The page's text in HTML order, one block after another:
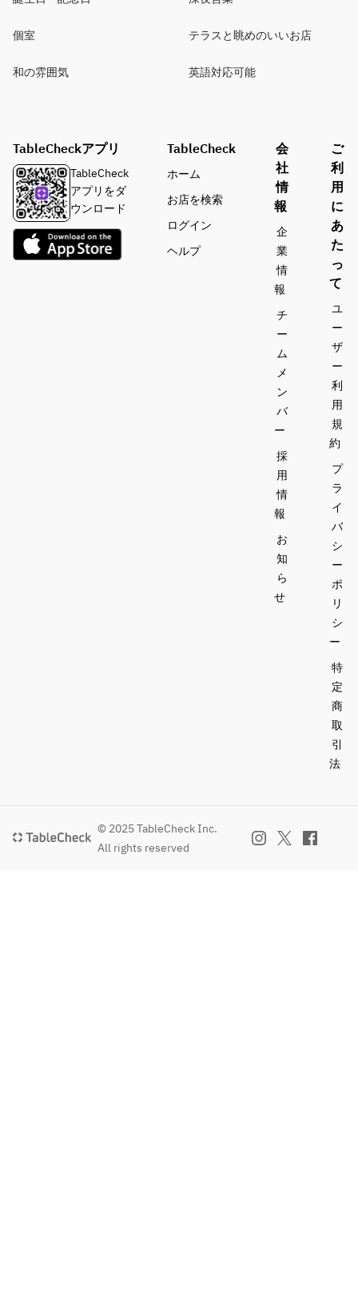
個室 テラスと眺めのいいお店
和の雰囲気 英語対応可能
TableCheckアプリ
TableCheck
アプリをダ
ウンロード
TableCheck
ホーム
お店を検索
ログイン
ヘルプ
会
社
情
報
企
業
情
報
チ
ー
ム
メ
ン
バ
ー
採
用
情
報
お
知
ら
せ
ご
利
用
に
あ
た
っ
て
ユ
ー
ザ
ー
利
用
規
約
プ
ラ
イ
バ
シ
ー
ポ
リ
シ
ー
特
定
商
取
引
法
© 2025 TableCheck Inc.
All rights reserved